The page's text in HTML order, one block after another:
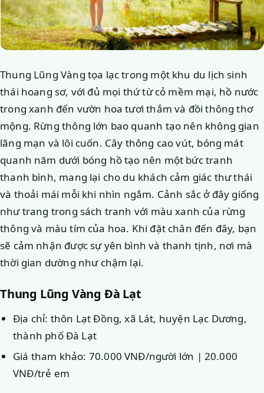
Thung Lũng Vàng tọa lạc trong một khu du lịch sinh
thái hoang sơ, với đủ mọi thứ từ cỏ mềm mại, hồ nước
trong xanh đến vườn hoa tươi thắm và đồi thông thơ
mộng. Rừng thông lớn bao quanh tạo nên không gian
lãng mạn và lôi cuốn. Cây thông cao vút, bóng mát
quanh năm dưới bóng hồ tạo nên một bức tranh
thanh bình, mang lại cho du khách cảm giác thư thái
và thoải mái mỗi khi nhìn ngắm. Cảnh sắc ở đây giống
như trang trong sách tranh với màu xanh của rừng
thông và màu tím của hoa. Khi đặt chân đến đây, bạn
sẽ cảm nhận được sự yên bình và thanh tịnh, nơi mà
thời gian dường như chậm lại.
Thung Lũng Vàng Đà Lạt
Địa chỉ: thôn Lạt Đồng, xã Lát, huyện Lạc Dương,
thành phố Đà Lạt
Giá tham khảo: 70.000 VNĐ/người lớn | 20.000
VNĐ/trẻ em